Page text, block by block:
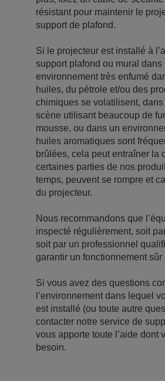
résistant pour maintenir le
support de plafond.
Si le projecteur est installé à
support plafond ou mural dans
environnement très enfumé
huiles, du pétrole et/ou des
chimiques se volatilisent,
scène utilisant beaucoup de
mousse, ou dans un
huiles aromatiques sont
brûlées, cela peut entraîner la
certaines parties de nos
temps, peuvent se rompre et
du projecteur.
Nous recommandons que
inspecté régulièrement, soit
soit par un professionnel
garantir un fonctionnement sûr
Si vous avez des questions
l’environnement dans lequel
est installé (ou toute autre
contacter notre service de
vous apporte toute l’aide dont
besoin.